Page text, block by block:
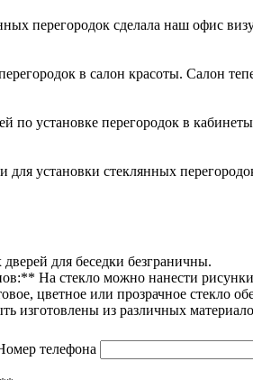
перегородок сделала наш офис
в салон красоты. Салон
установке перегородок в
для установки стеклянных
для беседки безграничны.
На стекло можно нанести
цветное или прозрачное стекло
изготовлены из различных
телефона